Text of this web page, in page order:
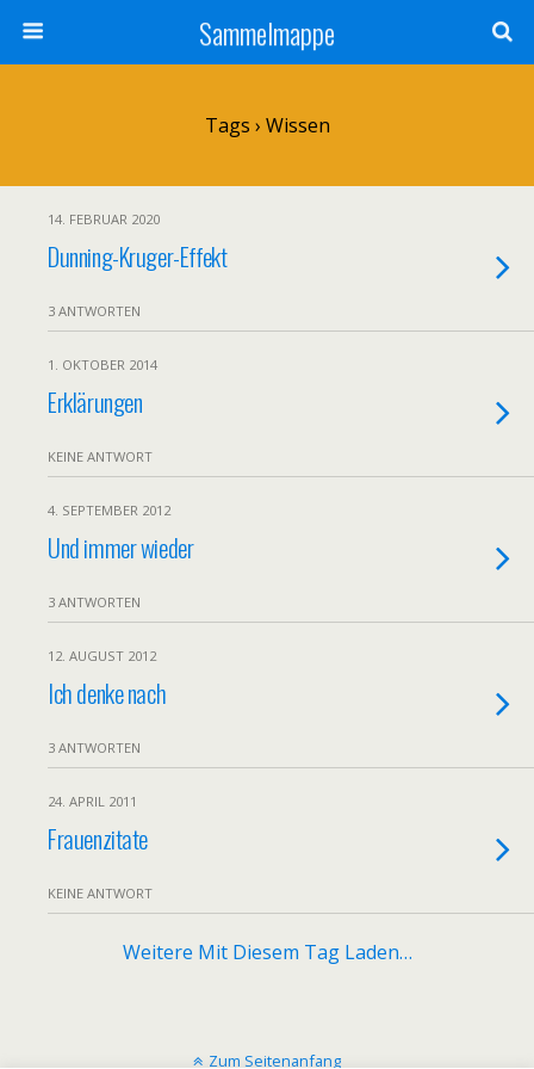
Sammelmappe
Tags › Wissen
14. FEBRUAR 2020
Dunning-Kruger-Effekt
3 ANTWORTEN
1. OKTOBER 2014
Erklärungen
KEINE ANTWORT
4. SEPTEMBER 2012
Und immer wieder
3 ANTWORTEN
12. AUGUST 2012
Ich denke nach
3 ANTWORTEN
24. APRIL 2011
Frauenzitate
KEINE ANTWORT
Weitere Mit Diesem Tag Laden…
Zum Seitenanfang